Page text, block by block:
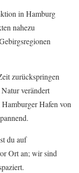
in Hamburg
nahezu
zurückspringen
verändert
Hafen von
du auf
Ort an; wir sind